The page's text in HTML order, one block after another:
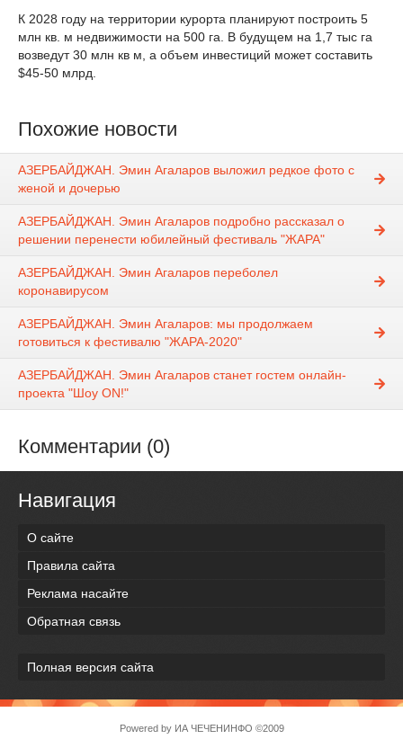
К 2028 году на территории курорта планируют построить 5
млн кв. м недвижимости на 500 га. В будущем на 1,7 тыс га
возведут 30 млн кв м, а объем инвестиций может составить
$45-50 млрд.
Похожие новости
АЗЕРБАЙДЖАН. Эмин Агаларов выложил редкое фото с
женой и дочерью
АЗЕРБАЙДЖАН. Эмин Агаларов подробно рассказал о
решении перенести юбилейный фестиваль "ЖАРА"
АЗЕРБАЙДЖАН. Эмин Агаларов переболел
коронавирусом
АЗЕРБАЙДЖАН. Эмин Агаларов: мы продолжаем
готовиться к фестивалю "ЖАРА-2020"
АЗЕРБАЙДЖАН. Эмин Агаларов станет гостем онлайн-
проекта "Шоу ON!"
Комментарии (0)
Навигация
О сайте
Правила сайта
Реклама насайте
Обратная связь
Полная версия сайта
Powered by ИА ЧЕЧЕНИНФО ©2009